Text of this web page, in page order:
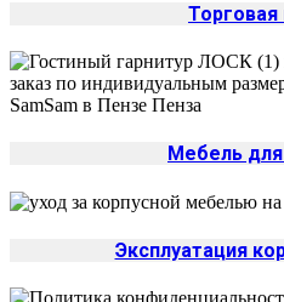
Мебель
Эксплуатация